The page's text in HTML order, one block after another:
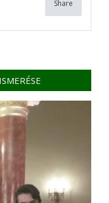
Share